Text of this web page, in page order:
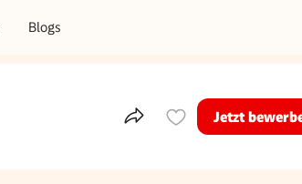
Blogs
Teile dieses Inserat
Jetzt